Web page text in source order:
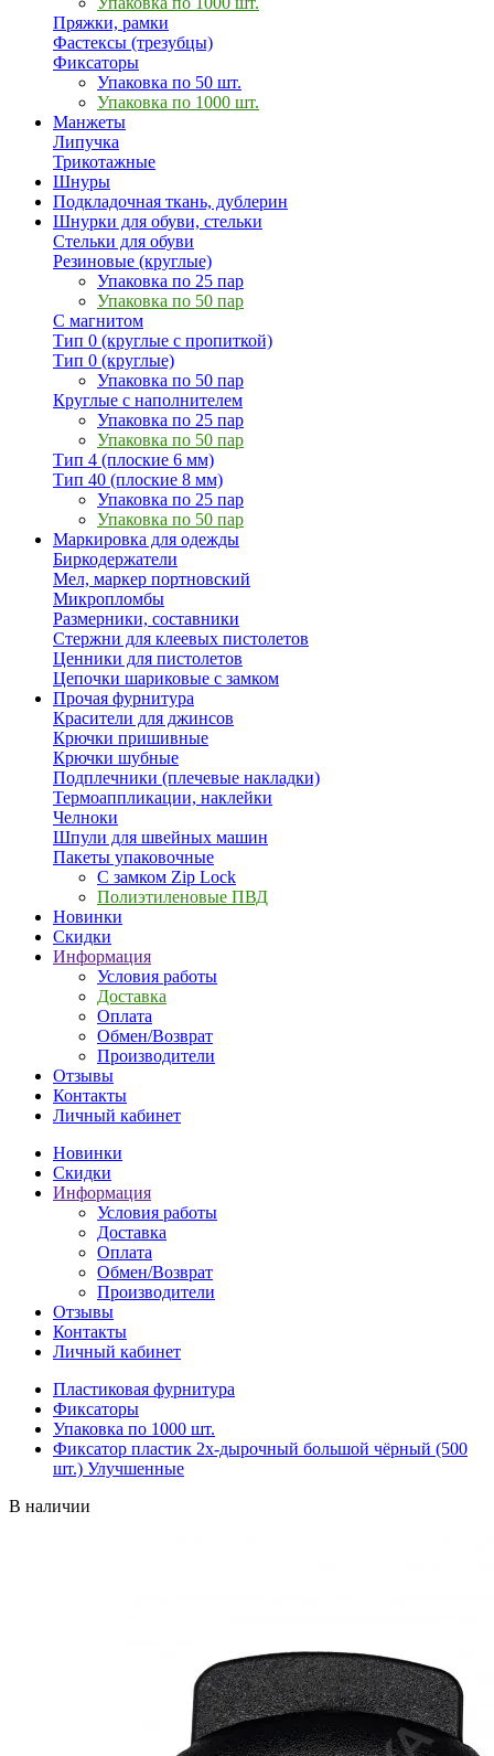
Пряжки, рамки
Фастексы (трезубцы)
Фиксаторы
Упаковка по 50 шт.
Упаковка по 1000 шт.
Манжеты
Липучка
Трикотажные
Шнуры
Подкладочная ткань, дублерин
Шнурки для обуви, стельки
Стельки для обуви
Резиновые (круглые)
Упаковка по 25 пар
Упаковка по 50 пар
С магнитом
Тип 0 (круглые с пропиткой)
Тип 0 (круглые)
Упаковка по 50 пар
Круглые с наполнителем
Упаковка по 25 пар
Упаковка по 50 пар
Тип 4 (плоские 6 мм)
Тип 40 (плоские 8 мм)
Упаковка по 25 пар
Упаковка по 50 пар
Маркировка для одежды
Биркодержатели
Мел, маркер портновский
Микропломбы
Размерники, составники
Стержни для клеевых пистолетов
Ценники для пистолетов
Цепочки шариковые с замком
Прочая фурнитура
Красители для джинсов
Крючки пришивные
Крючки шубные
Подплечники (плечевые накладки)
Термоаппликации, наклейки
Челноки
Шпули для швейных машин
Пакеты упаковочные
С замком Zip Lock
Полиэтиленовые ПВД
Новинки
Скидки
Информация
Условия работы
Доставка
Оплата
Обмен/Возврат
Производители
Отзывы
Контакты
Личный кабинет
Новинки
Скидки
Информация
Условия работы
Доставка
Оплата
Обмен/Возврат
Производители
Отзывы
Контакты
Личный кабинет
Пластиковая фурнитура
Фиксаторы
Упаковка по 1000 шт.
Фиксатор пластик 2х-дырочный большой чёрный (500
шт.) Улучшенные
В наличии